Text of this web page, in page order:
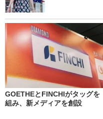
GOETHEとFINCHIがタッグを
組み、新メディアを創設